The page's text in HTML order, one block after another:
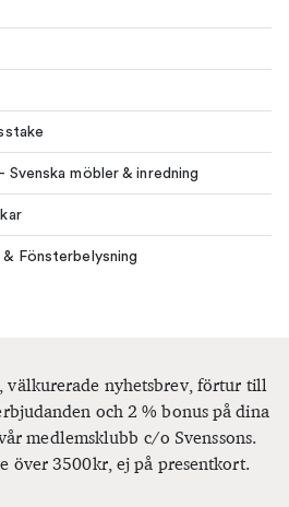
Svenska möbler & inredning
Fönsterbelysning
välkurerade nyhetsbrev, förtur till
och 2 % bonus på dina
medlemsklubb c/o Svenssons.
över 3500kr, ej på presentkort.